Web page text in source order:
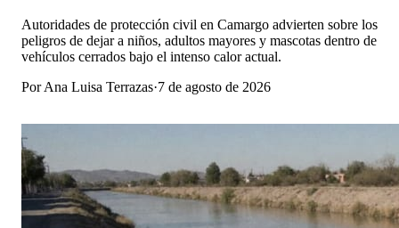
Autoridades de protección civil en Camargo advierten sobre los
peligros de dejar a niños, adultos mayores y mascotas dentro de
vehículos cerrados bajo el intenso calor actual.
PorAna Luisa Terrazas·7 de agosto de 2026